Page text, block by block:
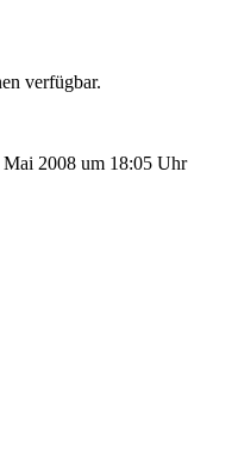
verfügbar.
Mai 2008 um 18:05 Uhr